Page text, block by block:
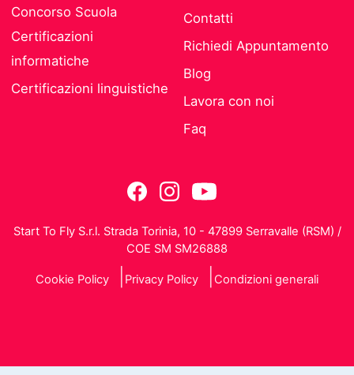
Concorso Scuola
Certificazioni
informatiche
Certificazioni linguistiche
Contatti
Richiedi Appuntamento
Blog
Lavora con noi
Faq
Start To Fly S.r.l. Strada Torinia, 10 - 47899 Serravalle (RSM) /
COE SM SM26888
Cookie Policy Privacy Policy Condizioni generali